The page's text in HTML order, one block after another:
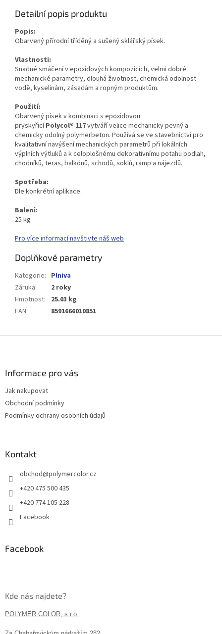
Detailní popis produktu
Popis:
Obarvený přírodní tříděný a sušený sklářský písek.
Vlastnosti:
Snadné smáčení v epoxidových kompozicích, velmi dobré
mechanické parametry, dlouhá životnost, chemická odolnost
vodě, kyselinám, zásadám a ropným produktům.
Použití:
Obarvený písek v kombinaci s epoxidovou
pryskyřicíPolycol® 117vytváří velice mechanicky pevný a
chemicky odolný polymerbeton. Používá se ve stavebnictví pro
kvalitativní navýšení mechanických parametrů při lokálních
výplních výtluků a k celoplošnému dekorativnímu potahu podlah,
chodníků, teras, balkónů, schodů, soklů, ramp a nájezdů.
Spotřeba:
Dle konkrétní aplikace.
Balení:
25 kg
Pro více informací navštivte náš web
Doplňkové parametry
Kategorie: Plniva
Záruka:
2 roky
Hmotnost:
25.03 kg
EAN: 8591666010851
Informace pro vás
Jak nakupovat
Obchodní podmínky
Podmínky ochrany osobních údajů
Kontakt
obchod@polymercolor.cz
+420 475 500 435
+420 774 105 228
Facebook
Facebook
Kde nás najdete?
POLYMER COLOR, s.r.o.